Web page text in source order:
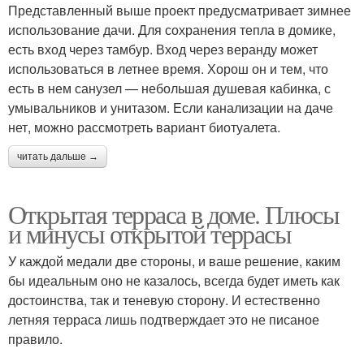
Представленный выше проект предусматривает зимнее
использование дачи. Для сохранения тепла в домике,
есть вход через тамбур. Вход через веранду может
использоваться в летнее время. Хорош он и тем, что
есть в нем санузел — небольшая душевая кабинка, с
умывальников и унитазом. Если канализации на даче
нет, можно рассмотреть вариант биотуалета.
читать дальше →
Открытая терраса в доме. Плюсы
и минусы открытой террасы
У каждой медали две стороны, и ваше решение, каким
бы идеальным оно не казалось, всегда будет иметь как
достоинства, так и теневую сторону. И естественно
летняя терраса лишь подтверждает это не писаное
правило.